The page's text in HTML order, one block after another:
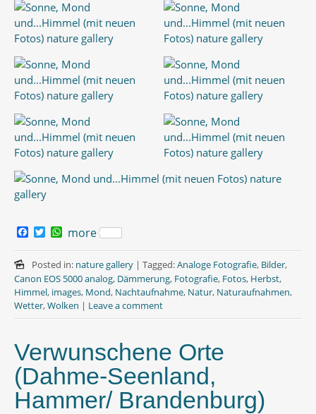
c
e
b
o
o
k
T
i
t
t
e
r
W
a
t
s
A
p
p
more
Posted in: nature gallery | Tagged:Analoge Fotografie, Bilder,
Canon EOS 5000 analog, Dämmerung, Fotografie, Fotos, Herbst,
Himmel, images, Mond, Nachtaufnahme, Natur, Naturaufnahmen,
Wetter,Wolken | Leave a comment
Verwunschene Orte
(Dahme-Seenland,
Hammer/ Brandenburg)